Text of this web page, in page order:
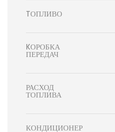
TОПЛИВО
KОРОБКА
ПЕРЕДАЧ
РАСХОД
ТОПЛИВА
КОНДИЦИОНЕР